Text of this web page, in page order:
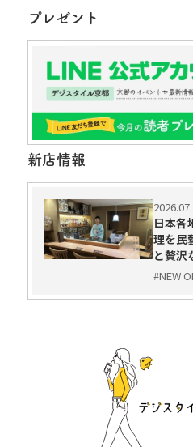
プレゼント
新店情報
日本各
理を民
と贅
#NEW